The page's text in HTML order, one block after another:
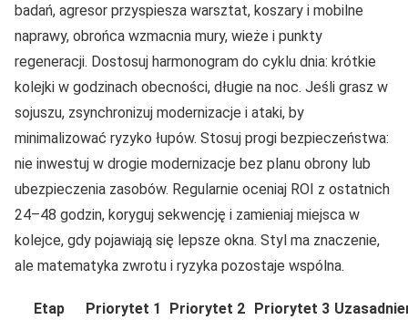
badań, agresor przyspiesza warsztat, koszary i mobilne
naprawy, obrońca wzmacnia mury, wieże i punkty
regeneracji. Dostosuj harmonogram do cyklu dnia: krótkie
kolejki w godzinach obecności, długie na noc. Jeśli grasz w
sojuszu, zsynchronizuj modernizacje i ataki, by
minimalizować ryzyko łupów. Stosuj progi bezpieczeństwa:
nie inwestuj w drogie modernizacje bez planu obrony lub
ubezpieczenia zasobów. Regularnie oceniaj ROI z ostatnich
24–48 godzin, koryguj sekwencję i zamieniaj miejsca w
kolejce, gdy pojawiają się lepsze okna. Styl ma znaczenie,
ale matematyka zwrotu i ryzyka pozostaje wspólna.
Etap Priorytet 1 Priorytet 2 Priorytet 3